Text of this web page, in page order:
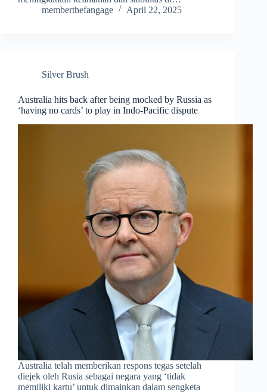
memberthefangage
April 22, 2025
Silver Brush
Australia hits back after being mocked by Russia as
‘having no cards’ to play in Indo-Pacific dispute
Australia telah memberikan respons tegas setelah
diejek oleh Rusia sebagai negara yang ‘tidak
memiliki kartu’ untuk dimainkan dalam sengketa